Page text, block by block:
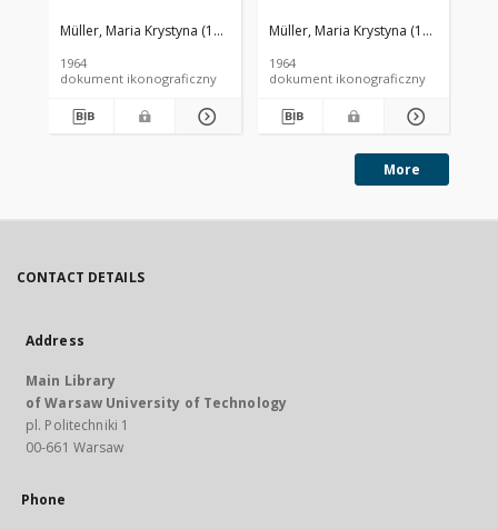
Wrocławiu - Konkurs
SARP nr 363 : praca nr 5,
Rysunek c
Müller, Maria Krystyna (1935-2015). Architekt Müller, Stefan (1934- ).
1964
dokument ikonograficzny
Wrocławiu - Konkurs
SARP nr 363 : praca nr 5,
Rysunek a
Müller, Maria Krystyna (1935-2015).
1964
dokument ikonograficzny
More
CONTACT DETAILS
Address
Main Library
of Warsaw University of Technology
pl. Politechniki 1
00-661 Warsaw
Phone